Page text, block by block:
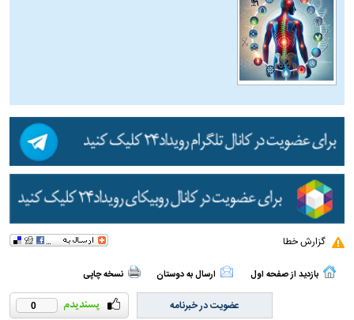
گزارش خطا
بازدید از صفحه اول ارسال به دوستان نسخه چاپی
0 عضویت در خبرنامه